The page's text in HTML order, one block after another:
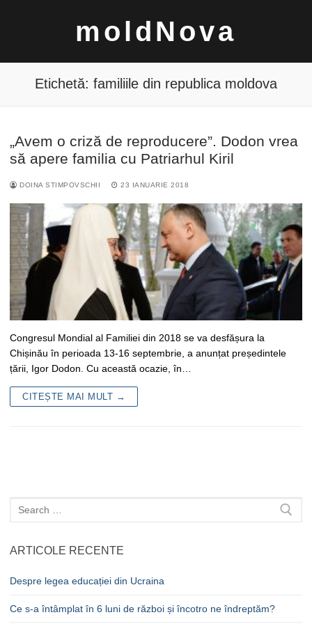
moldNova
Caută
după:
Etichetă: familiile din republica moldova
„Avem o criză de reproducere”. Dodon vrea
să apere familia cu Patriarhul Kiril
DOINA STIMPOVSCHII 23 IANUARIE 2018
Congresul Mondial al Familiei din 2018 se va desfășura la
Chișinău în perioada 13-16 septembrie, a anunțat președintele
țării, Igor Dodon. Cu această ocazie, în…
CITEȘTE MAI MULT →
Caută
după:
ARTICOLE RECENTE
Despre legea educației din Ucraina
Ce s-a întâmplat în 6 luni de război și încotro ne îndreptăm?